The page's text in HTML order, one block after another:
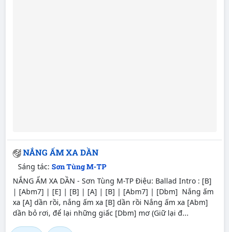
NẮNG ẤM XA DẦN
Sáng tác: Sơn Tùng M-TP
NẮNG ẤM XA DẦN - Sơn Tùng M-TP Điệu: Ballad Intro : [B]
| [Abm7] | [E] | [B] | [A] | [B] | [Abm7] | [Dbm] Nắng ấm
xa [A] dần rồi, nắng ấm xa [B] dần rồi Nắng ấm xa [Abm]
dần bỏ rơi, để lại những giấc [Dbm] mơ (Giữ lại đ...